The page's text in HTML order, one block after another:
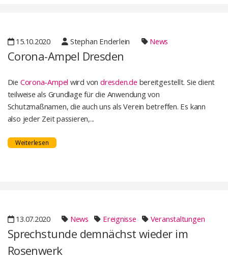
15.10.2020 Stephan Enderlein News
Corona-Ampel Dresden
Die Corona-Ampel wird von dresden.de bereitgestellt. Sie dient
teilweise als Grundlage für die Anwendung von
Schutzmaßnamen, die auch uns als Verein betreffen. Es kann
also jeder Zeit passieren,...
Weiterlesen
13.07.2020 News Ereignisse Veranstaltungen
Sprechstunde demnächst wieder im
Rosenwerk